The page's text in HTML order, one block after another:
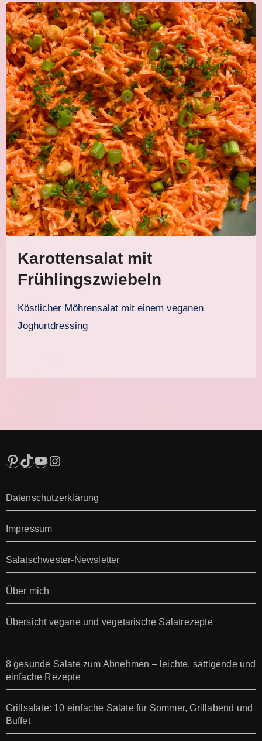
Karottensalat mit
Frühlingszwiebeln
Köstlicher Möhrensalat mit einem veganen
Joghurtdressing
Pinterest
TikTok
YouTube
Instagram
Datenschutzerklärung
Impressum
Salatschwester-Newsletter
Über mich
Übersicht vegane und vegetarische Salatrezepte
8 gesunde Salate zum Abnehmen – leichte, sättigende und
einfache Rezepte
Grillsalate: 10 einfache Salate für Sommer, Grillabend und
Buffet